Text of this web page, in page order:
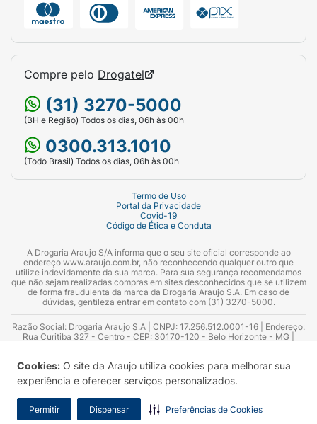
Cookies: O site da Araujo utiliza cookies para melhorar sua
experiência e oferecer serviços personalizados.
Permitir Dispensar Preferências de Cookies
Compre pelo Drogatel
(31) 3270-5000
(BH e Região) Todos os dias, 06h às 00h
0300.313.1010
(Todo Brasil) Todos os dias, 06h às 00h
Termo de Uso
Portal da Privacidade
Covid-19
Código de Ética e Conduta
A Drogaria Araujo S/A informa que o seu site oficial corresponde ao
endereço www.araujo.com.br, não reconhecendo qualquer outro que
utilize indevidamente da sua marca. Para sua segurança recomendamos
que não sejam realizadas compras em sites desconhecidos que se utilizem
de forma fraudulenta da marca da Drogaria Araujo S.A. Em caso de
dúvidas, gentileza entrar em contato com (31) 3270-5000.
Razão Social: Drogaria Araujo S.A | CNPJ: 17.256.512.0001-16 | Endereço:
Rua Curitiba 327 - Centro - CEP: 30170-120 - Belo Horizonte - MG |
Azevedo Guimarães – CRF 10.965 | Yasmin Silva Alvarenga – CRF 52.584 -
Consultor substituto: Thiago Aguiar Pinheiro - CRF Nº 13.748. Alvará
Sanitário: 2025020713 | Autorização de Funcionamento da Empresa (AFE):
7.16355-1